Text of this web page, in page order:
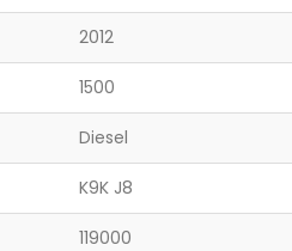
2012
1500
Diesel
K9K J8
119000